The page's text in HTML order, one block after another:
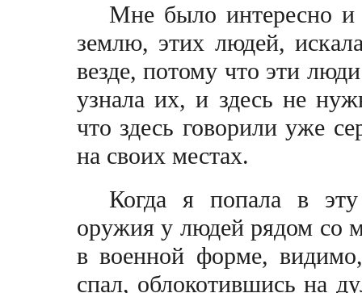
Мне было интересно и
землю, этих людей,
везде, потому что эти
узнала их, и здесь не
что здесь говорили уже
на своих местах.
Когда я попала в
оружия у людей рядом со
в военной форме,
спал, облокотившись на